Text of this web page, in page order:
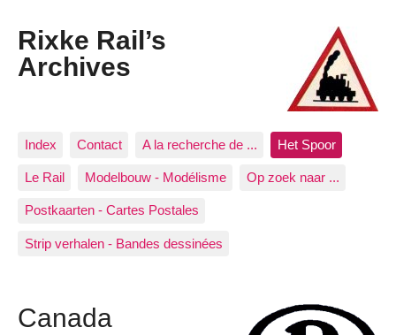
Rixke Rail’s
Archives
Index Contact A la recherche de ... Het Spoor
Le Rail Modelbouw - Modélisme Op zoek naar ...
Postkaarten - Cartes Postales
Strip verhalen - Bandes dessinées
Canada